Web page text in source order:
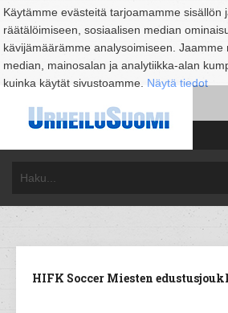
Käytämme evästeitä tarjoamamme sisällön
räätälöimiseen, sosiaalisen median
kävijämäärämme analysoimiseen. Jaamme
median, mainosalan ja analytiikka-alan
kuinka käytät sivustoamme. Näytä tiedot
HIFK Soccer Miesten